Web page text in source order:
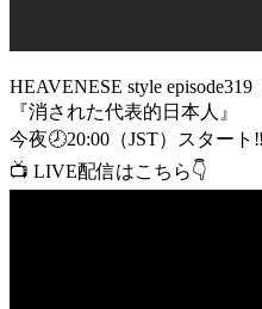
HEAVENESE style episode319
『消された代表的日本人』
今夜🕗20:00（JST）スタート‼️
📺 LIVE配信はこちら👇